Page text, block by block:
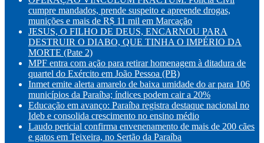
cumpre mandados, prende suspeito e apreende drogas,
munições e mais de R$ 11 mil em Marcação
JESUS, O FILHO DE DEUS, ENCARNOU PARA
DESTRUIR O DIABO, QUE TINHA O IMPÉRIO DA
MORTE (Pate 2)
MPF entra com ação para retirar homenagem à ditadura de
quartel do Exército em João Pessoa (PB)
Inmet emite alerta amarelo de baixa umidade do ar para 106
municípios da Paraíba; índices podem cair a 20%
Educação em avanço: Paraíba registra destaque nacional no
Ideb e consolida crescimento no ensino médio
Laudo pericial confirma envenenamento de mais de 200 cães
e gatos em Teixeira, no Sertão da Paraíba